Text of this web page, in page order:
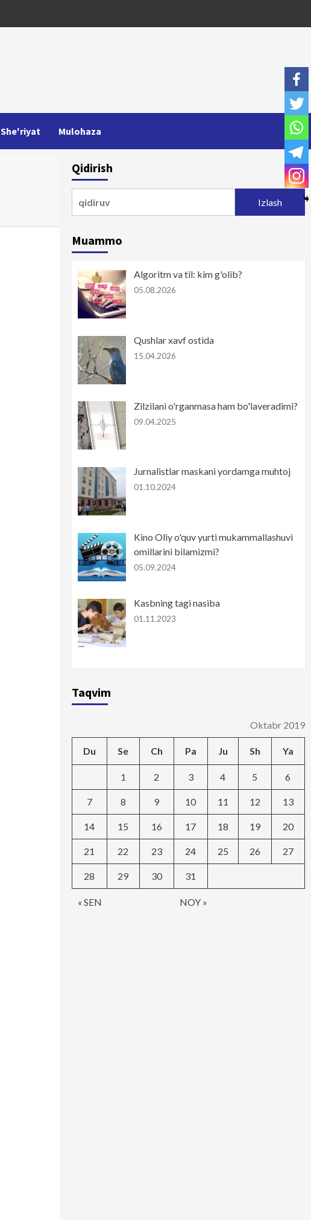
She'riyat Mulohaza
Qidirish
Muammo
Algoritm va til: kim g'olib?
05.08.2026
Qushlar xavf ostida
15.04.2026
Zilzilani o'rganmasa ham bo'laveradimi?
09.04.2025
Jurnalistlar maskani yordamga muhtoj
01.10.2024
Kino Oliy o'quv yurti mukammallashuvi
omillarini bilamizmi?
05.09.2024
Kasbning tagi nasiba
01.11.2023
Taqvim
Oktabr 2019
Du Se Ch Pa Ju Sh Ya
« SEN NOY »
1 2 3 4 5 6
7 8 9 10 11 12 13
14 15 16 17 18 19 20
21 22 23 24 25 26 27
28 29 30 31